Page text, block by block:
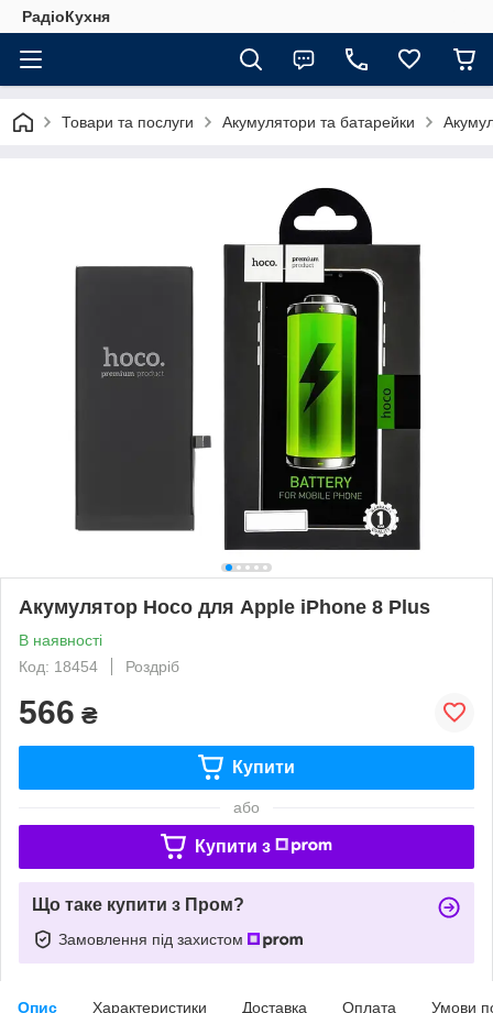
РадіоКухня
Товари та послуги Акумулятори та батарейки
Акумулятор Hoco для Apple iPhone 8 Plus
В наявності
Код: 18454
Роздріб
566 ₴
Купити
або
Купити з
Що таке купити з Пром?
Замовлення під захистом
Опис Характеристики Доставка Оплата Умови